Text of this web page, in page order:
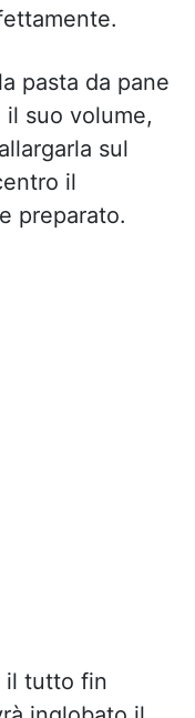
pasta da pane
suo volume,
sul
il
preparato.
il tutto fin